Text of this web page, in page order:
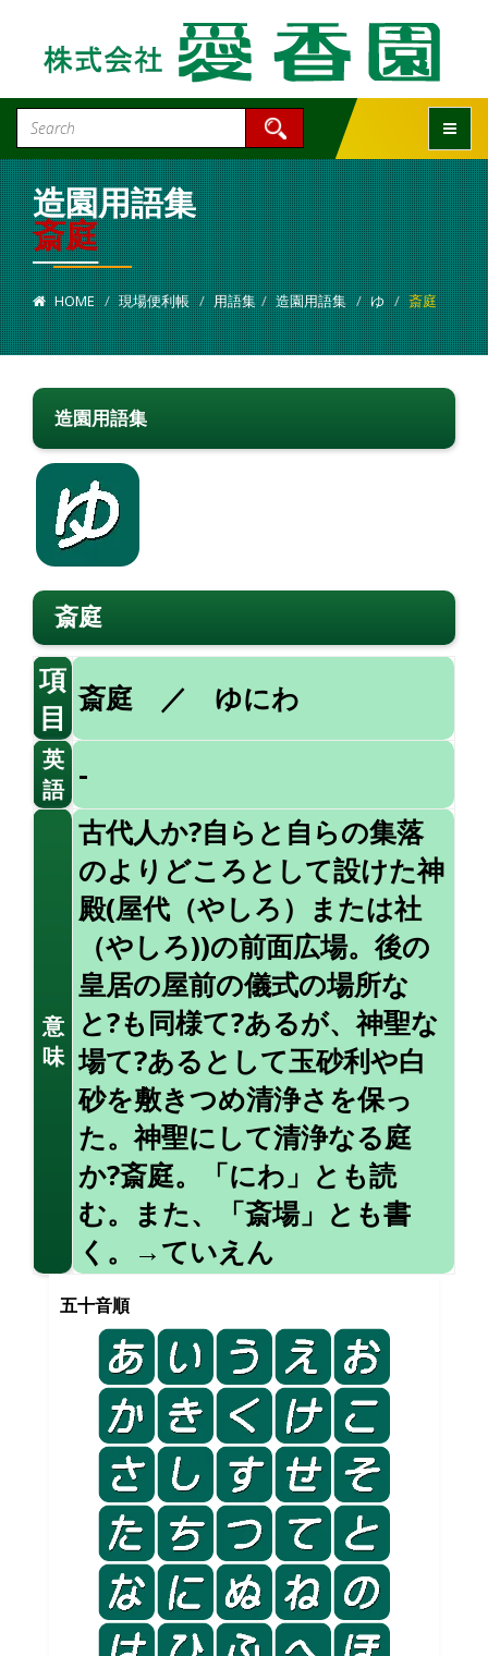
造園用語集
斎庭
HOME 現場便利帳 用語集 造園用語集 ゆ 斎庭
造園用語集
斎庭
項
目
斎庭 ／ ゆにわ
英
語 -
意
味
古代人か?自らと自らの集落
のよりどころとして設けた神
殿(屋代（やしろ）または社
（やしろ))の前面広場。後の
皇居の屋前の儀式の場所な
と?も同様て?あるが、神聖な
場て?あるとして玉砂利や白
砂を敷きつめ清浄さを保っ
た。神聖にして清浄なる庭
か?斎庭。「にわ」とも読
む。また、「斎場」とも書
く。→ていえん
五十音順